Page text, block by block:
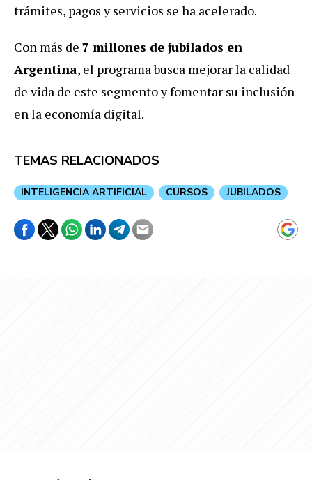
trámites, pagos y servicios se ha acelerado.
Con más de 7 millones de jubilados en
Argentina, el programa busca mejorar la calidad
de vida de este segmento y fomentar su inclusión
en la economía digital.
TEMAS RELACIONADOS
INTELIGENCIA ARTIFICIAL CURSOS JUBILADOS